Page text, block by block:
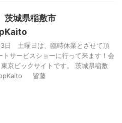
茨城県稲敷市
日 土曜日は、臨時休業とさせて頂
トサービスショーに行って来ます！会
京ビックサイトです。 茨城県稲敷
皆藤